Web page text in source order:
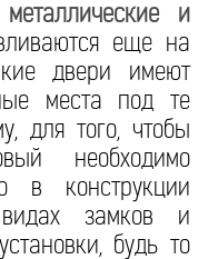
металлические и
еще на
двери имеют
места под те
для того, чтобы
необходимо
в конструкции
замков и
будь то